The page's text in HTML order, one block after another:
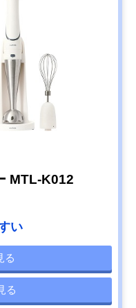
MTL-K012
い
る
る